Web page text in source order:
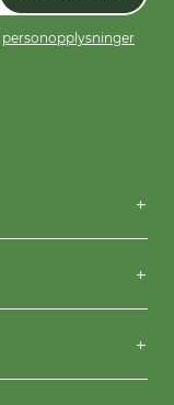
personopplysninger